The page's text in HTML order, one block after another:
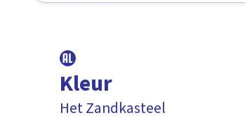
Kleur
Het Zandkasteel